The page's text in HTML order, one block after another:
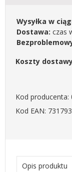
Wysyłka w
Dostawa: czas
Koszty
Kod producenta:
Kod EAN:
Opis produktu